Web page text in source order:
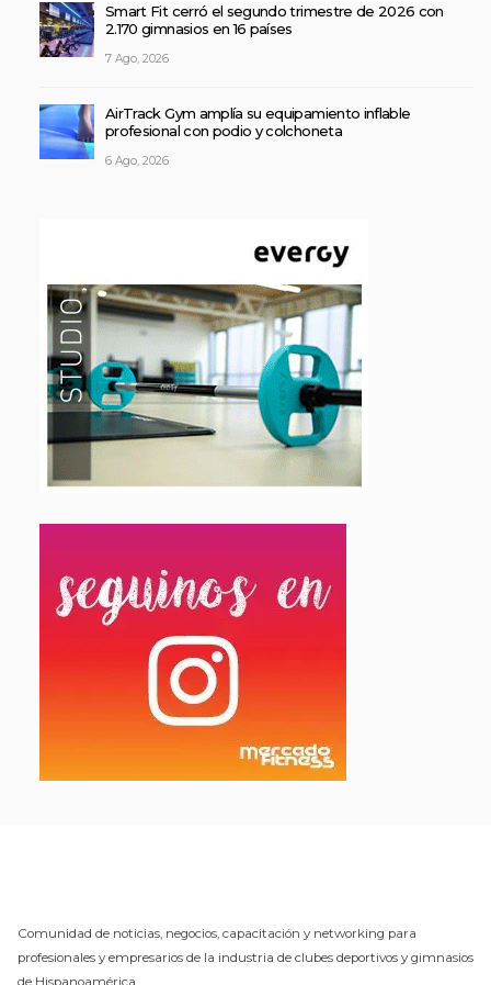
Smart Fit cerró el segundo trimestre de 2026 con
2.170 gimnasios en 16 países
7 Ago, 2026
AirTrack Gym amplía su equipamiento inflable
profesional con podio y colchoneta
6 Ago, 2026
Comunidad de noticias, negocios, capacitación y networking para
profesionales y empresarios de la industria de clubes deportivos y gimnasios
de Hispanoamérica.